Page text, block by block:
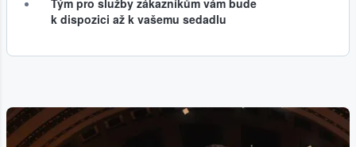
Tým pro služby zákazníkům vám bude
k dispozici až k vašemu sedadlu